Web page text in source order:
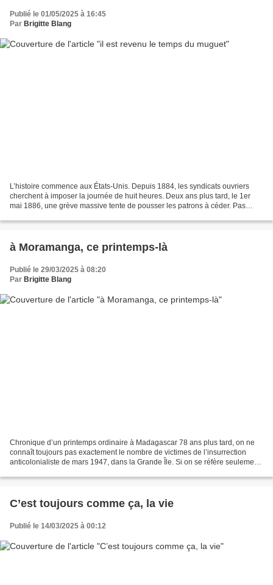
Publié le 01/05/2025 à 16:45
Par Brigitte Blang
L’histoire commence aux États-Unis. Depuis 1884, les syndicats ouvriers
cherchent à imposer la journée de huit heures. Deux ans plus tard, le 1er
mai 1886, une grève massive tente de pousser les patrons à céder. Pas
à Moramanga, ce printemps-là
Publié le 29/03/2025 à 08:20
Par Brigitte Blang
Chronique d’un printemps ordinaire à Madagascar 78 ans plus tard, on ne
connaît toujours pas exactement le nombre de victimes de l’insurrection
anticolonialiste de mars 1947, dans la Grande Île. Si on se réfère seulement
C’est toujours comme ça, la vie
Publié le 14/03/2025 à 00:12